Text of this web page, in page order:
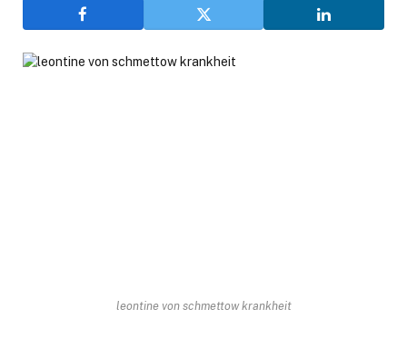
leontine von schmettow krankheit